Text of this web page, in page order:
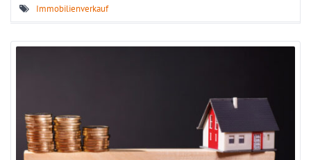
Immobilienverkauf